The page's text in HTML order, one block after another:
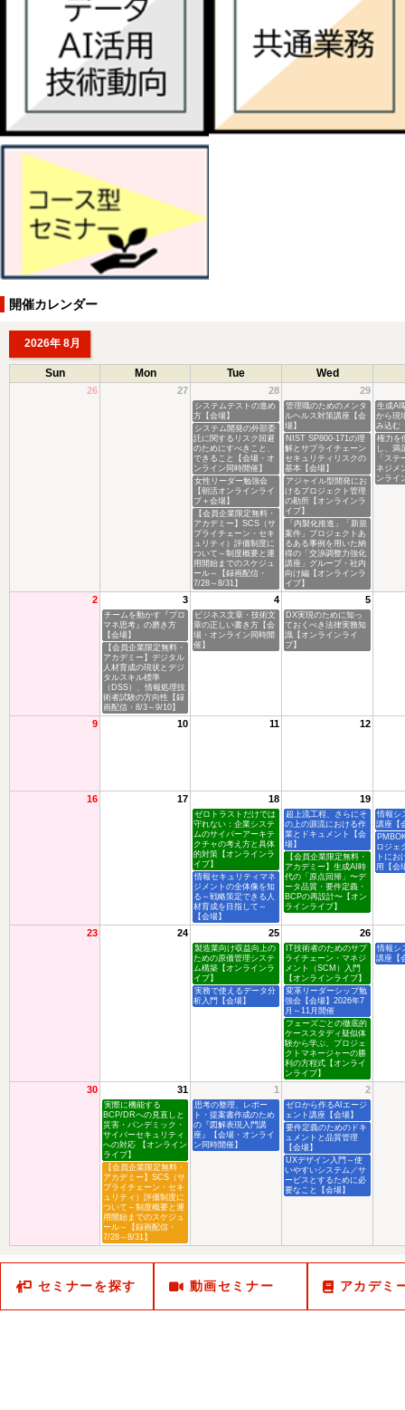
開催カレンダー
2026年 8月
Sun Mon Tue Wed
26 27 28 29
2 3 4 5
9 10 11 12
16 17 18 19
23 24 25 26
30 31 1 2
システムテストの進め
方【会場】
管理職のためのメンタ
ルヘルス対策講座【会
場】
生成AI
から現
み込む
システム開発の外部委
託に関するリスク回避
のためにすべきこと、
できること【会場・オ
ンライン同時開催】
NIST SP800-171の理
解とサプライチェーン
セキュリティリスクの
基本【会場】
権力を
し、満
「ス
ネジメ
ンライ
女性リーダー勉強会
【朝活オンラインライ
ブ＋会場】
アジャイル型開発にお
けるプロジェクト管理
の勘所【オンラインラ
イブ】
【会員企業限定無料・
アカデミー】SCS（サ
プライチェーン・セキ
ュリティ）評価制度に
ついて～制度概要と運
用開始までのスケジュ
ール～【録画配信・
7/28～8/31】
「内製化推進」「新規
案件」プロジェクトあ
るある事例を用いた納
得の「交渉調整力強化
講座」グループ・社内
向け編【オンラインラ
イブ】
チームを動かす『プロ
マネ思考』の磨き方
【会場】
ビジネス文章・技術文
章の正しい書き方【会
場・オンライン同時開
催】
DX実現のために知っ
ておくべき法律実務知
識【オンラインライ
ブ】
【会員企業限定無料・
アカデミー】デジタル
人材育成の現状とデジ
タルスキル標準
（DSS）、情報処理技
術者試験の方向性【録
画配信・8/3～9/10】
情報シ
講座【
ゼロトラストだけでは
守れない：企業システ
ムのサイバーアーキテ
クチャの考え方と具体
的対策【オンラインラ
イブ】
超上流工程、さらにそ
の上の源流における作
業とドキュメント【会
場】
情報セキュリティマネ
ジメントの全体像を知
る～戦略策定できる人
材育成を目指して～
【会場】
【会員企業限定無料・
アカデミー】生成AI時
代の「原点回帰」〜デ
ータ品質・要件定義・
BCPの再設計〜【オン
ラインライブ】
ロジェ
トにお
用【会
情報シ
講座【
製造業向け収益向上の
ための原価管理システ
ム構築【オンラインラ
イブ】
IT技術者のためのサプ
ライチェーン・マネジ
メント（SCM）入門
【オンラインライブ】
実務で使えるデータ分
析入門【会場】
変革リーダーシップ勉
強会【会場】2026年7
月～11月開催
フェーズごとの徹底的
ケーススタディ疑似体
験から学ぶ、プロジェ
クトマネージャーの勝
利の方程式【オンライ
ンライブ】
実際に機能する
BCP/DRへの見直しと
災害・パンデミック・
サイバーセキュリティ
への対応 【オンライン
ライブ】
思考の整理、レポー
ト・提案書作成のため
の『図解表現入門講
座』【会場・オンライ
ン同時開催】
ゼロから作るAIエージ
ェント講座【会場】
【会員企業限定無料・
アカデミー】SCS（サ
プライチェーン・セキ
ュリティ）評価制度に
ついて～制度概要と運
用開始までのスケジュ
ール～【録画配信・
7/28～8/31】
要件定義のためのドキ
ュメントと品質管理
【会場】
UXデザイン入門～使
いやすいシステム／サ
ービスとするために必
要なこと【会場】
セミナーを探す 動画セミナー アカデミ